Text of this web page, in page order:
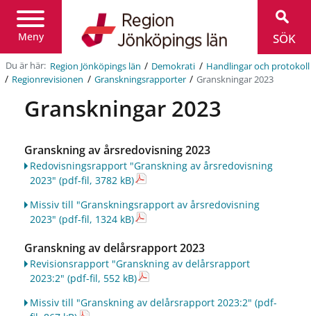
Meny
Jönköpings
län
SÖK
Du är här: Region Jönköpings län / Demokrati / Handlingar och protokoll
/ Regionrevisionen / Granskningsrapporter / Granskningar 2023
Granskningar 2023
Granskning av årsredovisning 2023
Redovisningsrapport "Granskning av årsredovisning
2023" (pdf-fil, 3782 kB)
Missiv till "Granskningsrapport av årsredovisning
2023" (pdf-fil, 1324 kB)
Granskning av delårsrapport 2023
Revisionsrapport "Granskning av delårsrapport
2023:2" (pdf-fil, 552 kB)
Missiv till "Granskning av delårsrapport 2023:2" (pdf-